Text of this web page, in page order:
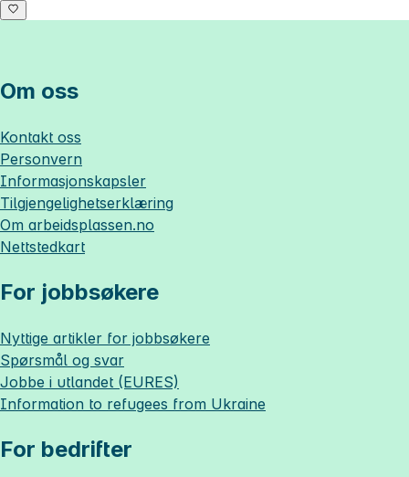
Om oss
Kontakt oss
Personvern
Informasjonskapsler
Tilgjengelighetserklæring
Om arbeidsplassen.no
Nettstedkart
For jobbsøkere
Nyttige artikler for jobbsøkere
Spørsmål og svar
Jobbe i utlandet (EURES)
Information to refugees from Ukraine
For bedrifter